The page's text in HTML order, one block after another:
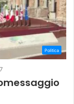
Politica